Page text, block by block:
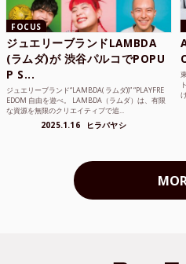
FOCUS
ジュエリーブランドLAMBDA
(ラムダ)が 渋谷パルコでPOPU
P S...
ジュエリーブランド“LAMBDA( ラムダ))” “PLAYFRE
EDOM 自由を遊べ。 LAMBDA（ラムダ）は、有限
な資源を無限のクリエイティブで追...
2025.1.16 ヒラバヤシ